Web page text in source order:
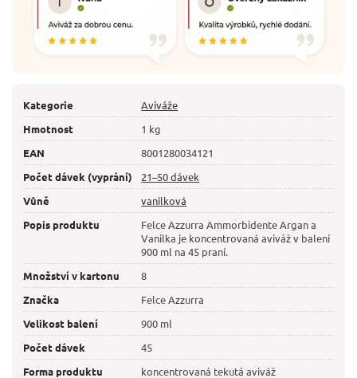
Kategorie
Aviváže
Hmotnost
1 kg
EAN
8001280034121
Počet dávek (vyprání)
21–50 dávek
Vůně
vanilková
Popis produktu
Felce Azzurra Ammorbidente Argan a
Vanilka je koncentrovaná aviváž v balení
900 ml na 45 praní.
Množství v kartonu
8
Značka
Felce Azzurra
Velikost balení
900 ml
Počet dávek
45
Forma produktu
koncentrovaná tekutá aviváž